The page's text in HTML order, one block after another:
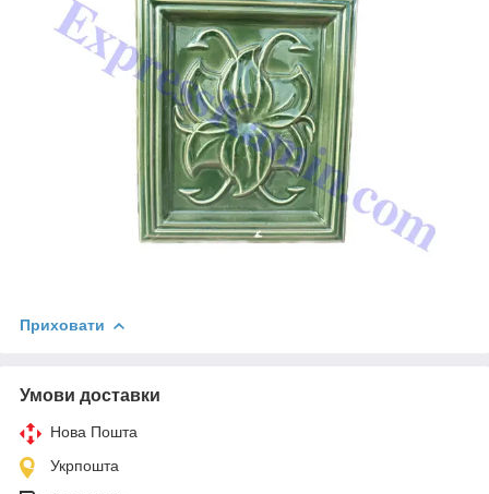
Приховати
Умови доставки
Нова Пошта
Укрпошта